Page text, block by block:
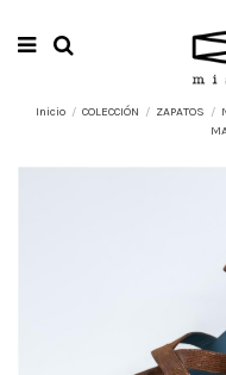
Inicio COLECCIÓN ZAPATOS